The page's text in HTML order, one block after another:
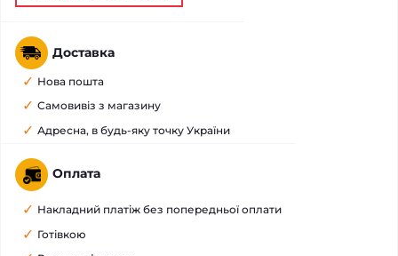
Доставка
Нова пошта
Самовивіз з магазину
Адресна, в будь-яку точку України
Оплата
Накладний платіж без попередньої оплати
Готівкою